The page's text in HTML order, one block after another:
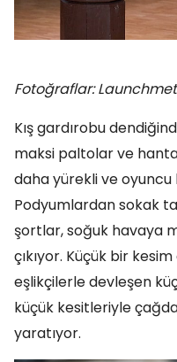
Fotoğraflar:
Kış gardırobu
maksi paltolar ve
daha yürekli ve oyuncu
Podyumlardan sokak
şortlar, soğuk havaya
çıkıyor. Küçük bir kesim
eşlikçilerle devleşen
küçük kesitleriyle
yaratıyor.